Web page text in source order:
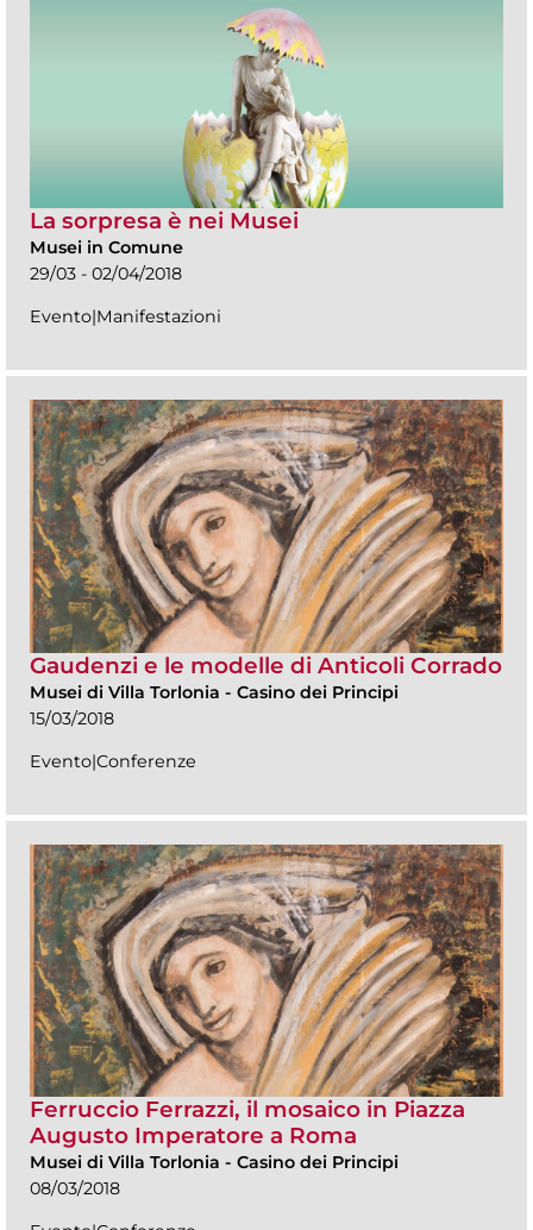
La sorpresa è nei Musei
Musei in Comune
29/03 - 02/04/2018
Evento|Manifestazioni
Gaudenzi e le modelle di Anticoli Corrado
Musei di Villa Torlonia - Casino dei Principi
15/03/2018
Evento|Conferenze
Ferruccio Ferrazzi, il mosaico in Piazza
Augusto Imperatore a Roma
Musei di Villa Torlonia - Casino dei Principi
08/03/2018